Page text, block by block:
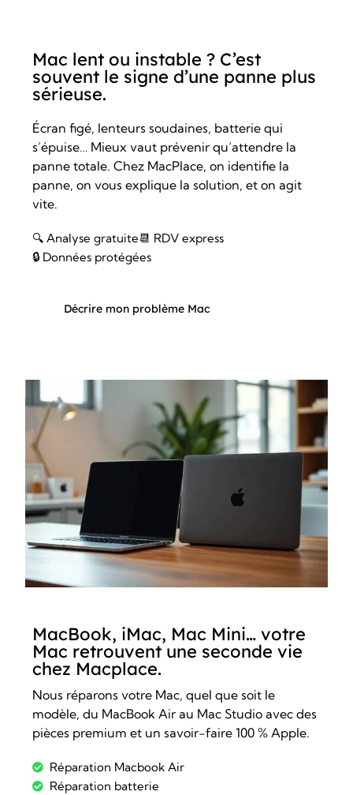
Mac lent ou instable ? C’est
souvent le signe d’une panne plus
sérieuse.
Écran figé, lenteurs soudaines, batterie qui
s’épuise… Mieux vaut prévenir qu’attendre la
panne totale. Chez MacPlace, on identifie la
panne, on vous explique la solution, et on agit
vite.
🔍 Analyse gratuite📆 RDV express
🔒 Données protégées
Décrire mon problème Mac
MacBook, iMac, Mac Mini… votre
Mac retrouvent une seconde vie
chez Macplace.
Nous réparons votre Mac, quel que soit le
modèle, du MacBook Air au Mac Studio avec des
pièces premium et un savoir-faire 100 % Apple.
Réparation Macbook Air
Réparation batterie